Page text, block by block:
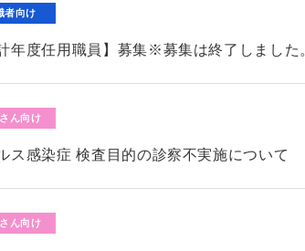
者向け
年度任用職員】募集※募集は終了しました
ん向け
ス感染症 検査目的の診察不実施について
ん向け